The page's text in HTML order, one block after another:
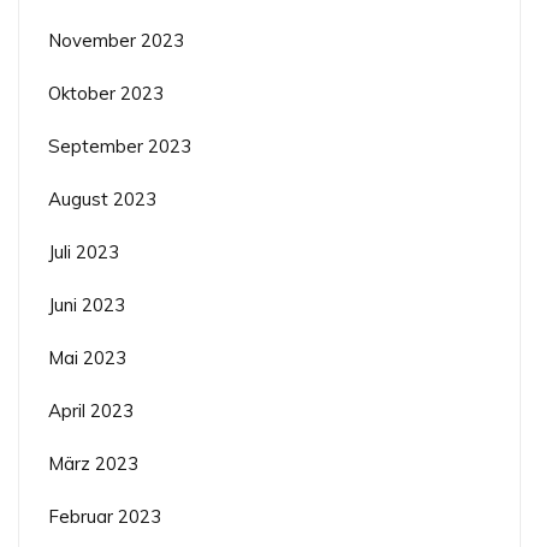
November 2023
Oktober 2023
September 2023
August 2023
Juli 2023
Juni 2023
Mai 2023
April 2023
März 2023
Februar 2023